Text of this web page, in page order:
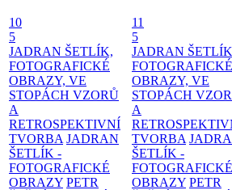
10
5
JADRAN ŠETLÍK,
FOTOGRAFICKÉ
OBRAZY, VE
STOPÁCH VZORŮ
A
RETROSPEKTIVNÍ
TVORBA JADRAN
ŠETLÍK -
FOTOGRAFICKÉ
OBRAZY PETR
11
5
JADRAN
FOTOGRAFICKÉ
OBRAZY, VE
STOPÁCH
A
TVORBA
ŠETLÍK -
FOTOGRAFICKÉ
OBRAZY PETR